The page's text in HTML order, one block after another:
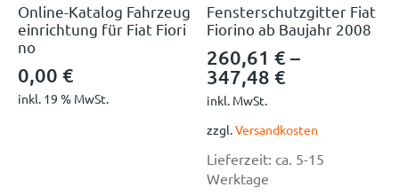
Online-Katalog Fahrzeug
einrichtung für Fiat Fiori
no
0,00 €
inkl. 19 % MwSt.
Fensterschutzgitter Fiat
Fiorino ab Baujahr 2008
260,61€ –
347,48€
inkl. MwSt.
zzgl.Versandkosten
Lieferzeit: ca. 5-15
Werktage